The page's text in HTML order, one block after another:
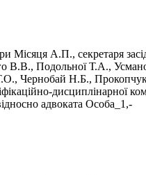
Місяця А.П., секретаря
В.В., Подольної Т.А.,
Чернобай Н.Б.,
дисциплінарної
адвоката Особа_1,-